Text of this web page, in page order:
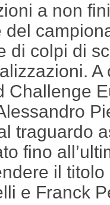
a non
del
di colpi di
Challenge
traguardo
fino
il
e Franck